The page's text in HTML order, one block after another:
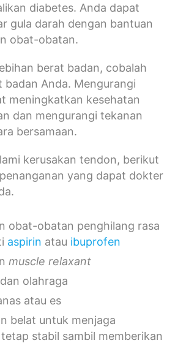
diabetes. Anda dapat
gula darah dengan bantuan
obat-obatan.
berat badan, cobalah
badan Anda. Mengurangi
meningkatkan kesehatan
dan mengurangi tekanan
bersamaan.
kerusakan tendon, berikut
yang dapat dokter
obat-obatan penghilang rasa
aspirin atau ibuprofen
muscle relaxant
olahraga
atau es
belat untuk menjaga
stabil sambil memberikan